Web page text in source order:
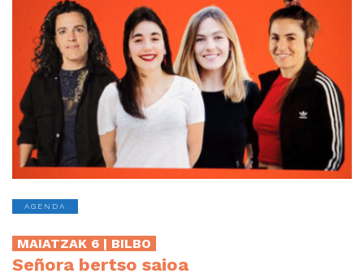
AGENDA
MAIATZAK 6 | BILBO
Señora bertso saioa